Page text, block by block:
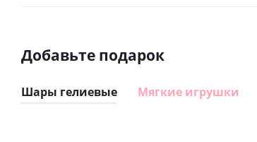
Добавьте подарок
Шары гелиевые Мягкие игрушки